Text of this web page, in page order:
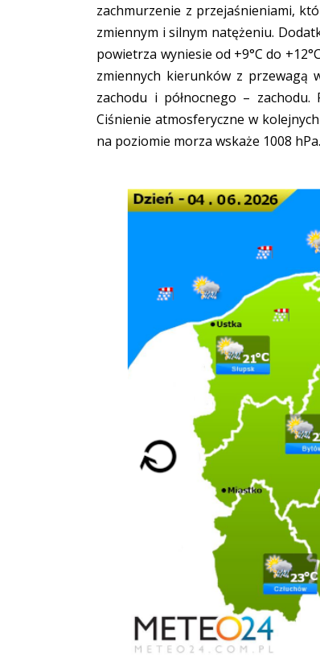
zachmurzenie z przejaśnieniami,
zmiennym i silnym natężeniu.
powietrza wyniesie od +9°C do
zmiennych kierunków z przewagą
zachodu i północnego –
Ciśnienie atmosferyczne w
na poziomie morza wskaże 1008 hPa.